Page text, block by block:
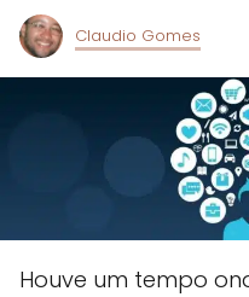
Claudio Gomes
Houve um tempo